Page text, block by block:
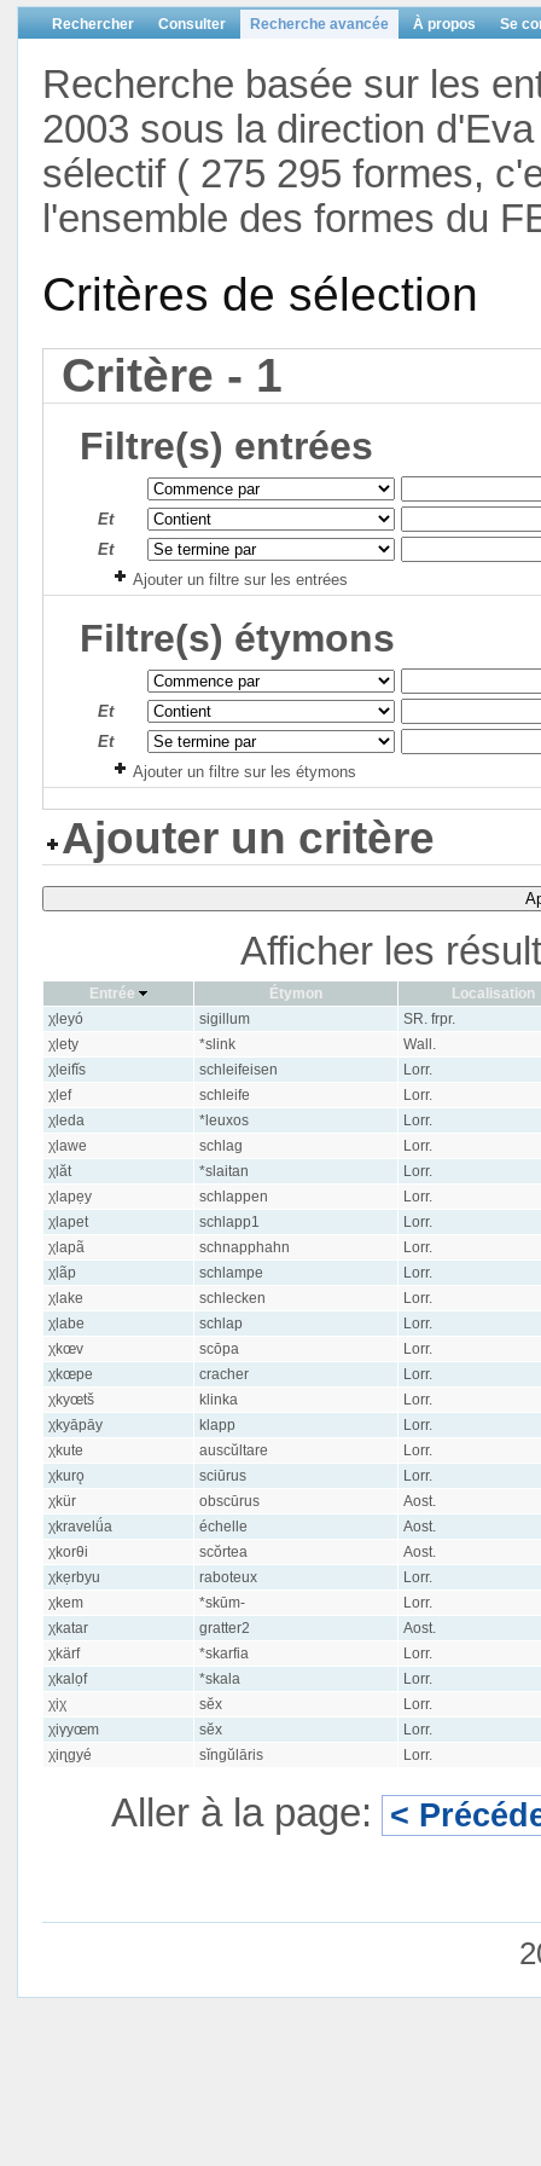
Rechercher Consulter Recherche avancée À propos Se
Recherche basée sur les
2003 sous la direction
sélectif ( 275 295 formes,
l'ensemble des formes du
Critères de sélection
Critère - 1
Filtre(s) entrées
Et
Et
Ajouter un filtre sur les entrées
Filtre(s) étymons
Et
Et
Ajouter un filtre sur les étymons
Ajouter un critère
Afficher les
Entrée Étymon
Localisation
χleyó
sigillum
SR. frpr.
χlety
*slink
Wall.
χleifĭs
schleifeisen
Lorr.
χlef
schleife
Lorr.
χleda
*leuxos
Lorr.
χlawe
schlag
Lorr.
χlăt
*slaitan
Lorr.
χlapẹy
schlappen
Lorr.
χlapet
schlapp1
Lorr.
χlapã
schnapphahn
Lorr.
χlãp
schlampe
Lorr.
χlake
schlecken
Lorr.
χlabe
schlap
Lorr.
χkœv
scōpa
Lorr.
χkœpe
cracher
Lorr.
χkyœtš
klinka
Lorr.
χkyāpāy
klapp
Lorr.
χkute
auscŭltare
Lorr.
χkurǫ
sciūrus
Lorr.
χkür
obscūrus
Aost.
χkravelǘa
échelle
Aost.
χkorθi
scŏrtea
Aost.
χkẹrbyu
raboteux
Lorr.
χkem
*skūm-
Lorr.
χkatar
gratter2
Aost.
χkärf
*skarfia
Lorr.
χkalọf
*skala
Lorr.
χiχ
sĕx
Lorr.
χiγyœm
sĕx
Lorr.
χiɳgyé
sĭngŭlāris Lorr.
Aller à la page: <